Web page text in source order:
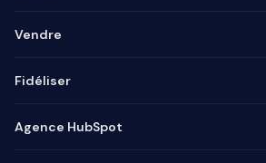
Marketing de contenu
Agence GEO
Lead generation
Vendre
Alignement mktg-vente
Pilotage commercial
Fidéliser
Chatbot
Agence HubSpot